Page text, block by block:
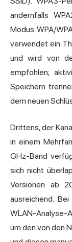
andernfalls
Modus WPA/
verwendet ein
und wird von
empfohlen;
Speichern
dem neuen
Drittens, der
in einem
GHz-Band
sich nicht
Versionen ab
ausreichend.
WLAN-Analyse-
um den von den